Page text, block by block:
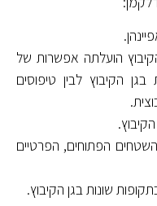
הועלתה אפשרות של
הקיבוץ לבין טיפוסים
הפתוחים, הפרטיים
שונות בגן הקיבוץ.